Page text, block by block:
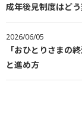
成年後見制度はど
2026/06/05
「おひとりさまの
と進め方